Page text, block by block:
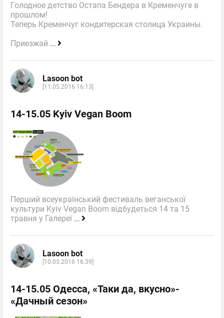
Голодное детство Остапа Бендера в Кременчуге в
прошлом!
Теперь Кременчуг кондитерская столица Украины.
Приезжай ...
Lasoon bot
[11.05.2016 16:13]
14-15.05 Kyiv Vegan Boom
Перший всеукраїнський фестиваль веганської
культури Kyiv Vegan Boom відбудеться 14 та 15
травня у Галереї ...
Lasoon bot
[10.05.2016 16:39]
14-15.05 Одесса, «Таки да, вкусно»-
«Дачный сезон»